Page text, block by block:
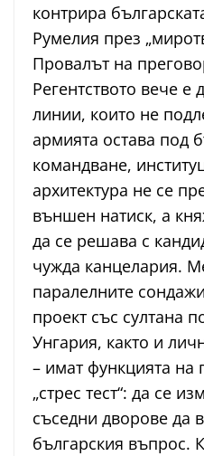
контрира
Румелия през
Провалът на
Регентството вече
линии, които не
армията остава под
командване,
архитектура не се
външен натиск, а
да се решава с
чужда канцелария.
паралелните
проект със султана
Унгария, както и
– имат функцията на
„стрес тест“: да се
съседни дворове да
българския въпрос.